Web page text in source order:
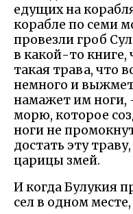
едущих на
корабле по семи
провезли гроб
в какой-то книге,
такая трава, что
немного и выжмет
намажет им ноги,
морю, которое
ноги не
достать эту
царицы змей.
И когда Булукия
сел в одном